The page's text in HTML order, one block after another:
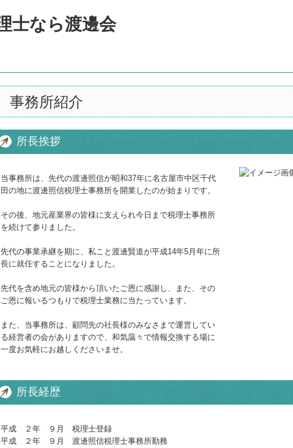
事務所紹介
所長挨拶
当事務所は、先代の渡邊照信が昭和37年に名古屋市中区千代
田の地に渡邊照信税理士事務所を開業したのが始まりです。
その後、地元産業界の皆様に支えられ今日まで税理士事務所
を続けて参りました。
先代の事業承継を期に、私こと渡邊賢道が平成14年5月年に所
長に就任することになりました。
先代を含め地元の皆様から頂いたご恩に感謝し、また、その
ご恩に報いるつもりで税理士業務に当たっています。
また、当事務所は、顧問先の社長様のみなさまで運営してい
る経営者の会がありますので、和気藹々で情報交換する場に
一度お気軽にお越しくださいませ。
所長経歴
平成 ２年 ９月 税理士登録
平成 ２年 ９月 渡邊照信税理士事務所勤務